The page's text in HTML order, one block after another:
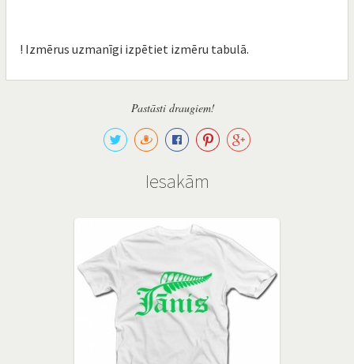
! Izmērus uzmanīgi izpētiet izmēru tabulā.
Pastāsti draugiem!
Iesakām